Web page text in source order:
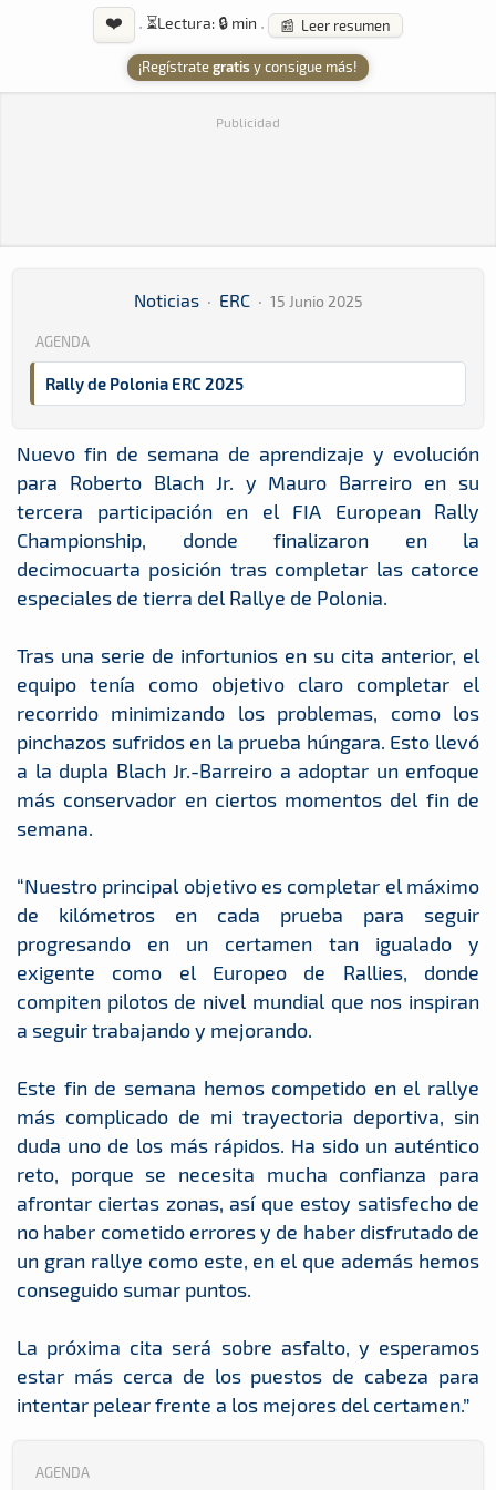
❤️ · ⏳Lectura: 🔒 min · 📰 Leer resumen
¡Regístrategratis y consigue más!
Publicidad
Noticias · ERC · 15 Junio 2025
AGENDA
Rally de Polonia ERC 2025
Nuevo fin de semana de aprendizaje y evolución
para Roberto Blach Jr. y Mauro Barreiro en su
tercera participación en el FIA European Rally
Championship, donde finalizaron en la
decimocuarta posición tras completar las catorce
especiales de tierra del Rallye de Polonia.
Tras una serie de infortunios en su cita anterior, el
equipo tenía como objetivo claro completar el
recorrido minimizando los problemas, como los
pinchazos sufridos en la prueba húngara. Esto llevó
a la dupla Blach Jr.-Barreiro a adoptar un enfoque
más conservador en ciertos momentos del fin de
semana.
“Nuestro principal objetivo es completar el máximo
de kilómetros en cada prueba para seguir
progresando en un certamen tan igualado y
exigente como el Europeo de Rallies, donde
compiten pilotos de nivel mundial que nos inspiran
a seguir trabajando y mejorando.
Este fin de semana hemos competido en el rallye
más complicado de mi trayectoria deportiva, sin
duda uno de los más rápidos. Ha sido un auténtico
reto, porque se necesita mucha confianza para
afrontar ciertas zonas, así que estoy satisfecho de
no haber cometido errores y de haber disfrutado de
un gran rallye como este, en el que además hemos
conseguido sumar puntos.
La próxima cita será sobre asfalto, y esperamos
estar más cerca de los puestos de cabeza para
intentar pelear frente a los mejores del certamen.”
AGENDA